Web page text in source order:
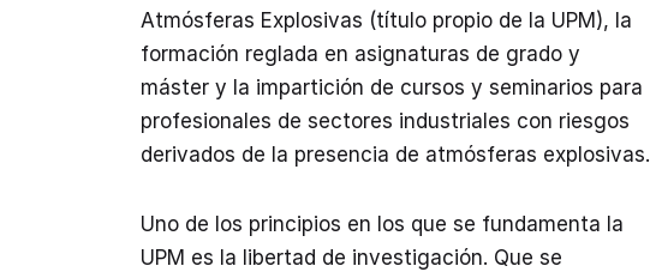
Atmósferas Explosivas (título propio de la UPM), la
formación reglada en asignaturas de grado y
máster y la impartición de cursos y seminarios para
profesionales de sectores industriales con riesgos
derivados de la presencia de atmósferas explosivas.
Uno de los principios en los que se fundamenta la
UPM es la libertad de investigación. Que se